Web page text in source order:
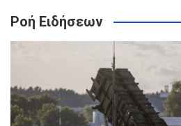
Ροή Ειδήσεων